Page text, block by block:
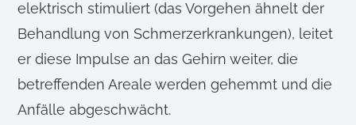
l
elektrisch stimuliert (das Vorgehen ähnelt der
Behandlung von Schmerzerkrankungen), leitet
er diese Impulse an das Gehirn weiter, die
betreffenden Areale werden gehemmt und die
Anfälle abgeschwächt.